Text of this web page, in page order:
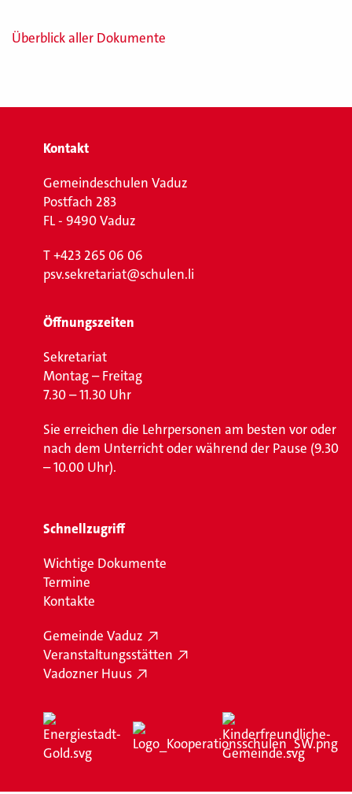
Überblick aller Dokumente
Kontakt
Gemeindeschulen Vaduz
Postfach 283
FL - 9490 Vaduz
T+423 265 06 06
psv.sekretariat@schulen.li
Öffnungszeiten
Sekretariat
Montag – Freitag
7.30 – 11.30 Uhr
Sie erreichen die Lehrpersonen am besten vor oder
nach dem Unterricht oder während der Pause (9.30
– 10.00 Uhr).
Schnellzugriff
Wichtige Dokumente
Termine
Kontakte
Gemeinde Vaduz
Veranstaltungsstätten
Vadozner Huus